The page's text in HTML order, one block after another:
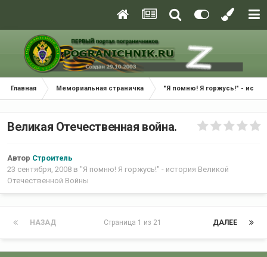
Главная Мемориальная страничка "Я помню! Я горжусь!" -
Великая Отечественная война.
Автор Строитель
23 сентября, 2008 в "Я помню! Я горжусь!" - история Великой
Отечественной Войны
НАЗАД ДАЛЕЕ
Страница 1 из 21